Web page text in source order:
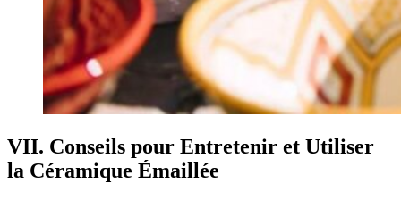
VII. Conseils pour Entretenir et Utiliser
la Céramique Émaillée